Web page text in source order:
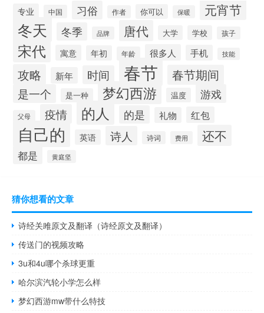
专业 中国 习俗 作者 你可以 保暖 元宵节
冬天 冬季 品牌 唐代 大学 学校 孩子
宋代 寓意 年初 年龄 很多人 手机 技能
攻略 新年 时间 春节 春节期间
是一个 是一种 梦幻西游 温度 游戏
父母 疫情 的人 的是 礼物 红包
自己的 英语 诗人 诗词 费用 还不
都是 黄庭坚
猜你想看的文章
诗经关雎原文及翻译（诗经原文及翻译）
传送门的视频攻略
3u和4u哪个杀球更重
哈尔滨汽轮小学怎么样
梦幻西游mw带什么特技